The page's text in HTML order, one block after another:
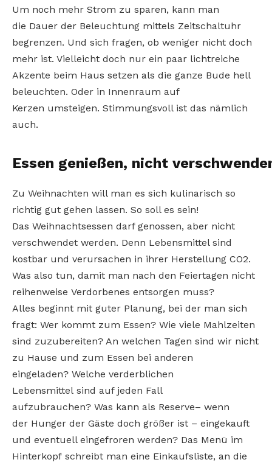
Um noch mehr Strom zu sparen, kann man
die Dauer der Beleuchtung mittels Zeitschaltuhr
begrenzen. Und sich fragen, ob weniger nicht doch
mehr ist. Vielleicht doch nur ein paar lichtreiche
Akzente beim Haus setzen als die ganze Bude hell
beleuchten. Oder in Innenraum auf
Kerzen umsteigen. Stimmungsvoll ist das nämlich
auch.
Essen genießen, nicht
Zu Weihnachten will man es sich kulinarisch so
richtig gut gehen lassen. So soll es sein!
Das Weihnachtsessen darf genossen, aber nicht
verschwendet werden. Denn Lebensmittel sind
kostbar und verursachen in ihrer Herstellung CO2.
Was also tun, damit man nach den Feiertagen nicht
reihenweise Verdorbenes entsorgen muss?
Alles beginnt mit guter Planung, bei der man sich
fragt: Wer kommt zum Essen? Wie viele Mahlzeiten
sind zuzubereiten? An welchen Tagen sind wir nicht
zu Hause und zum Essen bei anderen
eingeladen? Welche verderblichen
Lebensmittel sind auf jeden Fall
aufzubrauchen? Was kann als Reserve– wenn
der Hunger der Gäste doch größer ist – eingekauft
und eventuell eingefroren werden? Das Menü im
Hinterkopf schreibt man eine Einkaufsliste, an die